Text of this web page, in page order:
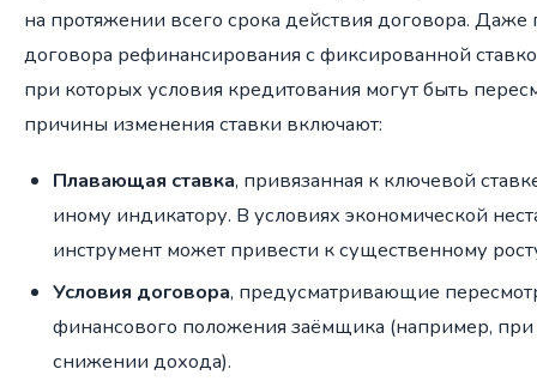
на протяжении всего срока действия договора.
договора рефинансирования с фиксированной
при которых условия кредитования могут быть
причины изменения ставки включают:
Плавающая ставка, привязанная к ключевой
иному индикатору. В условиях экономической
инструмент может привести к существенному
Условия договора, предусматривающие
финансового положения заёмщика (например, при
снижении дохода).